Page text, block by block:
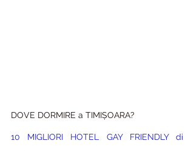
DOVE DORMIRE a TIMIȘOARA?